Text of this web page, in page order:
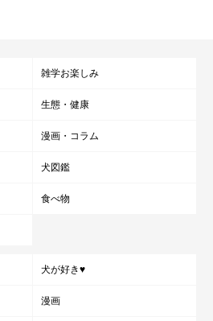
雑学お楽しみ
生態・健康
漫画・コラム
犬図鑑
食べ物
犬が好き♥
漫画